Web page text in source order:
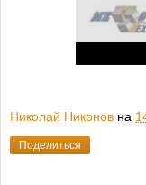
Николай Никонов на
Поделиться